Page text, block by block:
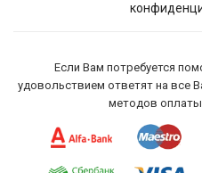
Если Вам потребуется
удовольствием ответят на все
методов